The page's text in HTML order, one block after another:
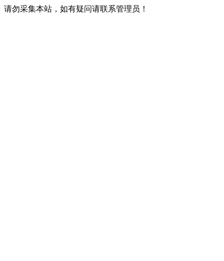
请勿采集本站，如有疑问请联系管理员！